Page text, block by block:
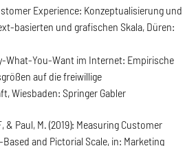
Experience: Konzeptualisierung und
basierten und grafischen Skala, Düren:
What-You-Want im Internet: Empirische
auf die freiwillige
Wiesbaden: Springer Gabler
& Paul, M. (2019): Measuring Customer
and Pictorial Scale, in: Marketing